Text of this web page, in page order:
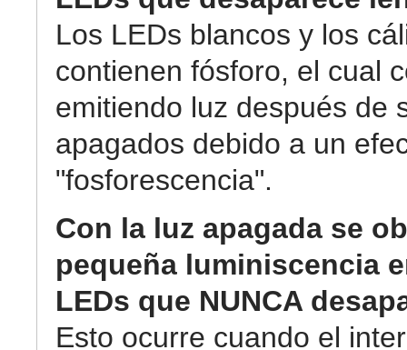
Los LEDs blancos y los
contienen fósforo, el cual
emitiendo luz después de
apagados debido a un
"fosforescencia".
Con la luz apagada se
pequeña luminiscencia
LEDs que NUNCA
Esto ocurre cuando el